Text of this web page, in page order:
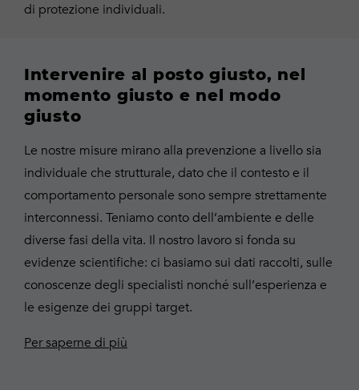
di protezione individuali.
Intervenire al posto giusto, nel
momento giusto e nel modo
giusto
Le nostre misure mirano alla prevenzione a livello sia
individuale che strutturale, dato che il contesto e il
comportamento personale sono sempre strettamente
interconnessi. Teniamo conto dell’ambiente e delle
diverse fasi della vita. Il nostro lavoro si fonda su
evidenze scientifiche: ci basiamo sui dati raccolti, sulle
conoscenze degli specialisti nonché sull’esperienza e
le esigenze dei gruppi target.
Per saperne di più